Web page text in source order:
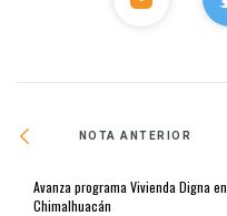
NOTA ANTERIOR
Avanza programa Vivienda Digna en
Chimalhuacán